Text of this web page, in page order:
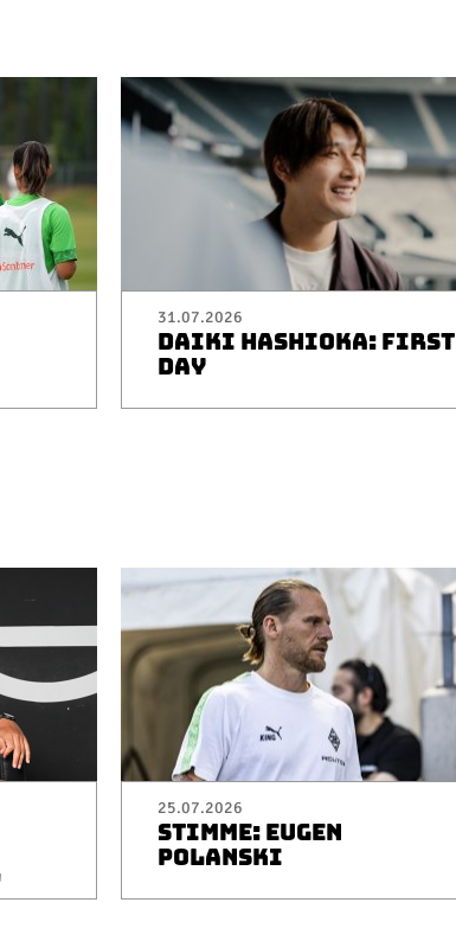
31.07.2026
DAIKI HASHIOKA: FIRST
DAY
25.07.2026
STIMME: EUGEN
POLANSKI